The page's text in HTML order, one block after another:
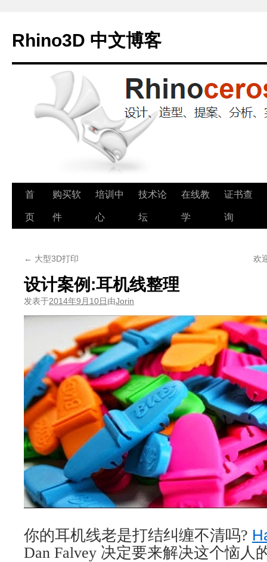
Rhino3D 中文博客
跳
至
首
页
购买软
件
培训中
心
技术论
坛
在线教
学
证书查
询
← 大型3D打印 欢
设计案例:耳机线整理
发表于2014年9月10日由Jorin
你的耳机线老是打结纠缠不清吗?
Dan Falvey 决定要来解决这个恼人